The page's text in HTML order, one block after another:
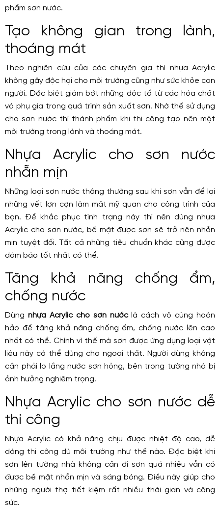
phẩm sơn nước.
Tạo không gian trong lành,
thoáng mát
Theo nghiên cứu của các chuyên gia thì nhựa Acrylic
không gây độc hại cho môi trường cũng như sức khỏe con
người. Đặc biệt giảm bớt những độc tố từ các hóa chất
và phụ gia trong quá trình sản xuất sơn. Nhờ thế sử dụng
cho sơn nước thì thành phẩm khi thi công tạo nên một
môi trường trong lành và thoáng mát.
Nhựa Acrylic cho sơn nước
nhẵn mịn
Những loại sơn nước thông thường sau khi sơn vẫn để lại
những vết lợn cợn làm mất mỹ quan cho công trình của
bạn. Để khắc phục tình trạng này thì nên dùng nhựa
Acrylic cho sơn nước, bề mặt được sơn sẽ trở nên nhẵn
mịn tuyệt đối. Tất cả những tiêu chuẩn khác cũng được
đảm bảo tốt nhất có thể.
Tăng khả năng chống ẩm,
chống nước
Dùng nhựa Acrylic cho sơn nướclà cách vô cùng hoàn
hảo để tăng khả năng chống ẩm, chống nước lên cao
nhất có thể. Chính vì thế mà sơn được ứng dụng loại vật
liệu này có thể dùng cho ngoại thất. Người dùng không
cần phải lo lắng nước sơn hỏng, bên trong tường nhà bị
ảnh hưởng nghiêm trọng.
Nhựa Acrylic cho sơn nước dễ
thi công
Nhựa Acrylic có khả năng chịu được nhiệt độ cao, dễ
dàng thi công dù môi trường như thế nào. Đặc biệt khi
sơn lên tường nhà không cần đi sơn quá nhiều vẫn có
được bề mặt nhẵn mịn và sáng bóng. Điều này giúp cho
những người thợ tiết kiệm rất nhiều thời gian và công
sức.